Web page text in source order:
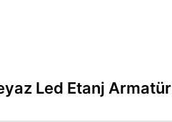
Led Etanj Armatür